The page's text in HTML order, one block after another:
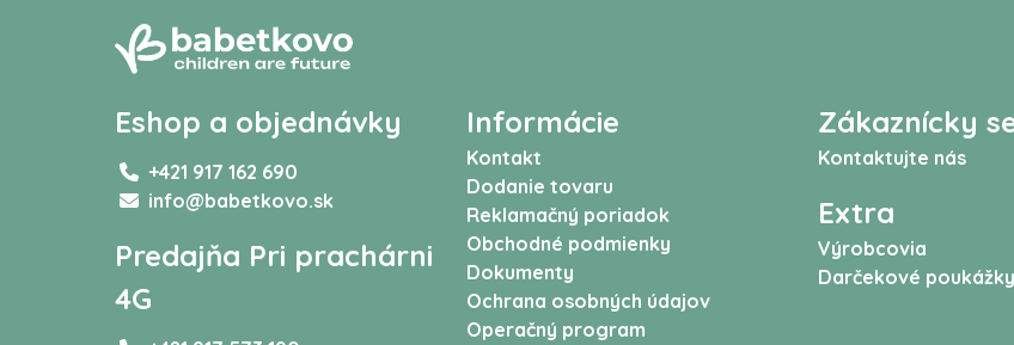
Eshop a objednávky
+421 917 162 690
info@babetkovo.sk
Predajňa Pri prachárni
4G
Informácie
Kontakt
Dodanie tovaru
Reklamačný poriadok
Obchodné podmienky
Dokumenty
Ochrana osobných údajov
Operačný program
Zákaznícky
Kontaktujte nás
Extra
Výrobcovia
Darčekové poukážky